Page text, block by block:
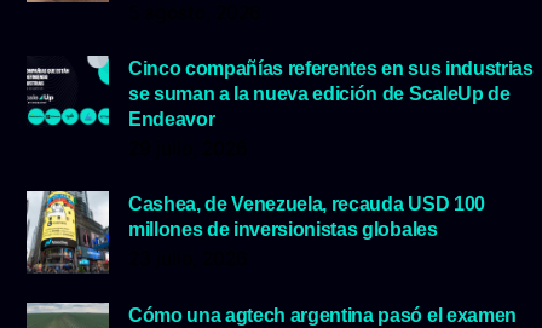
Cinco compañías referentes en sus industrias
se suman a la nueva edición de ScaleUp de
Endeavor
Cashea, de Venezuela, recauda USD 100
millones de inversionistas globales
Cómo una agtech argentina pasó el examen